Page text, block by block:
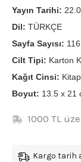
Yayın Tarihi:
Dil: TÜRKÇE
Sayfa Sayısı: 116
Cilt Tipi: Karton
Kağıt Cinsi:
Boyut: 13.5 x 21
1000 TL
Kargo tarih